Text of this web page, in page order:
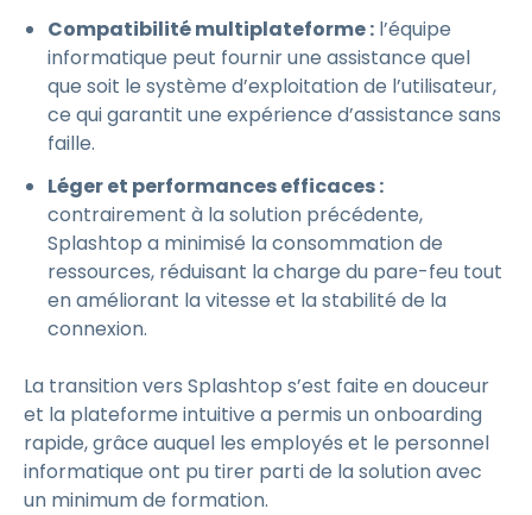
Compatibilité multiplateforme : l’équipe
informatique peut fournir une assistance quel
que soit le système d’exploitation de l’utilisateur,
ce qui garantit une expérience d’assistance sans
faille.
Léger et performances efficaces :
contrairement à la solution précédente,
Splashtop a minimisé la consommation de
ressources, réduisant la charge du pare-feu tout
en améliorant la vitesse et la stabilité de la
connexion.
La transition vers Splashtop s’est faite en douceur
et la plateforme intuitive a permis un onboarding
rapide, grâce auquel les employés et le personnel
informatique ont pu tirer parti de la solution avec
un minimum de formation.